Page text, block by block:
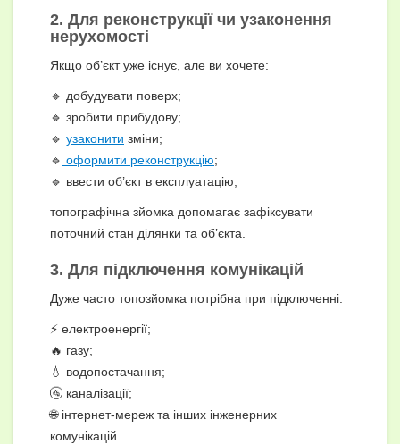
2. Для реконструкції чи узаконення
нерухомості
Якщо об’єкт уже існує, але ви хочете:
🔹 добудувати поверх;
🔹 зробити прибудову;
🔹 узаконити зміни;
🔹 оформити реконструкцію;
🔹 ввести об’єкт в експлуатацію,
топографічна зйомка допомагає зафіксувати
поточний стан ділянки та об’єкта.
3. Для підключення комунікацій
Дуже часто топозйомка потрібна при підключенні:
⚡ електроенергії;
🔥 газу;
💧 водопостачання;
🚰 каналізації;
🌐 інтернет-мереж та інших інженерних
комунікацій.